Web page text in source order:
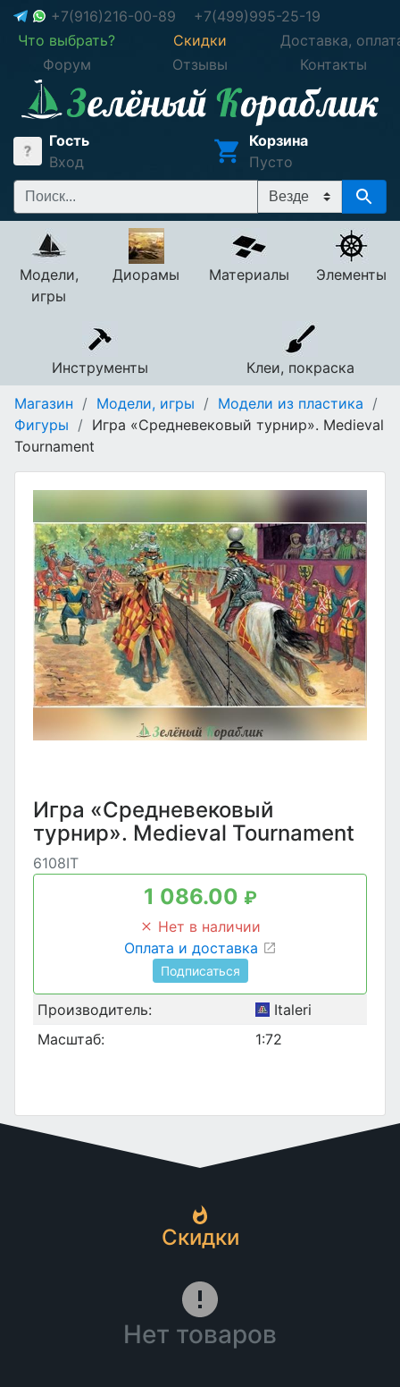
+7(916)216-00-89
+7(499)995-25-19
Что выбрать?
Скидки
Доставка,
Форум
Отзывы Контакты
Гость
Вход
Корзина
Пусто
Модели,
игры
Диорамы Материалы Элементы
Инструменты
Клеи, покраска
Магазин / Модели, игры / Модели из пластика /
Фигуры / Игра «Средневековый турнир». Medieval
Tournament
Игра «Средневековый
турнир». Medieval Tournament
6108IT
1 086.00 ₽
Нет в наличии
Оплата и доставка
Подписаться
Производитель:
Italeri
Масштаб:
1:72
Скидки
Нет товаров